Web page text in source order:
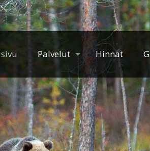
Palvelut Hinnat